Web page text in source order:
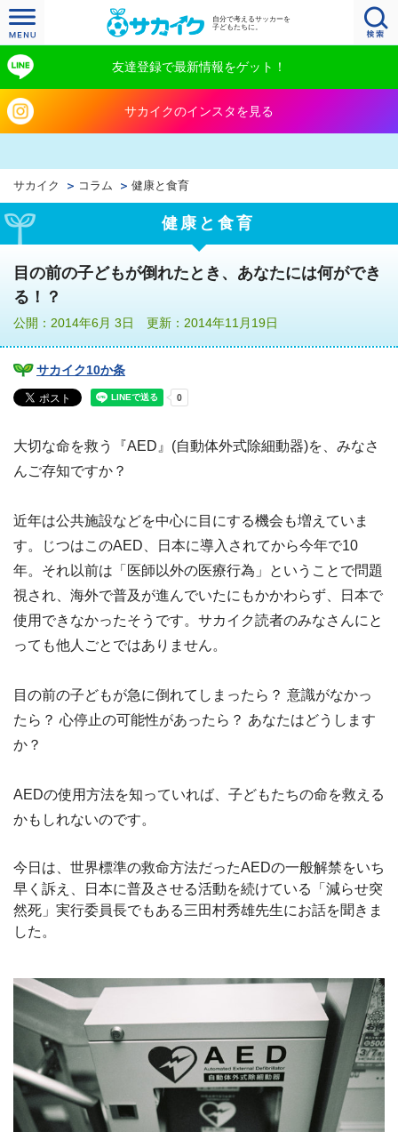
自分で考えるサッカーを
子どもたちに。
友達登録で最新情報をゲット！
サカイクのインスタを見る
サカイク コラム 健康と食育
健康と食育
目の前の子どもが倒れたとき、あなたには何ができ
る！？
公開：2014年6月 3日 更新：2014年11月19日
サカイク10か条
大切な命を救う『AED』(自動体外式除細動器)を、みなさ
んご存知ですか？
近年は公共施設などを中心に目にする機会も増えていま
す。じつはこのAED、日本に導入されてから今年で10
年。それ以前は「医師以外の医療行為」ということで問題
視され、海外で普及が進んでいたにもかかわらず、日本で
使用できなかったそうです。サカイク読者のみなさんにと
っても他人ごとではありません。
目の前の子どもが急に倒れてしまったら？ 意識がなかっ
たら？ 心停止の可能性があったら？ あなたはどうします
か？
AEDの使用方法を知っていれば、子どもたちの命を救える
かもしれないのです。
今日は、世界標準の救命方法だったAEDの一般解禁をいち
早く訴え、日本に普及させる活動を続けている「減らせ突
然死」実行委員長でもある三田村秀雄先生にお話を聞きま
した。